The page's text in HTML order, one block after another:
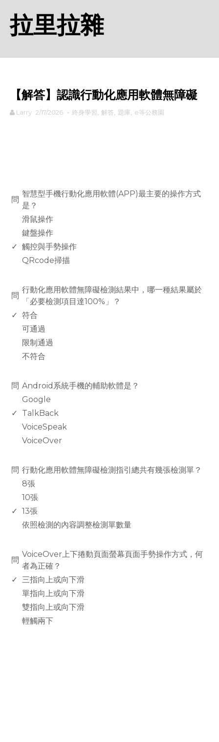
拉里拉雜
【解答】認識行動化應用軟體無障礙
Larry 2/17/2026 - 終身學習 解答 題庫 e等公務園
問
智慧型手機行動化應用軟體(APP)最主要的操作方式
是？
滑鼠操作
鍵盤操作
✓ 觸控與手勢操作
QRcode掃描
問
行動化應用軟體無障礙檢測結果中，哪一種結果屬於
「必要檢測項目達100%」？
✓ 符合
可通過
限制通過
不符合
問 Android系統手機的輔助軟體是？
Google
✓
TalkBack
VoiceSpeak
VoiceOver
問 行動化應用軟體無障礙檢測指引總共有幾張檢測單？
8張
10張
✓ 13張
依照檢測的內容調整檢測單數量
問
VoiceOver上下捲動頁面螢幕頁面手勢操作方式，何
者為正確？
✓ 三指向上或向下滑
單指向上或向下滑
雙指向上或向下滑
輕觸兩下